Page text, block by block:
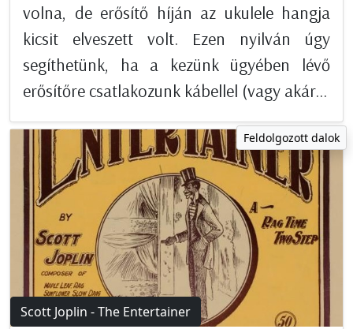
volna, de erősítő híján az ukulele hangja
kicsit elveszett volt. Ezen nyilván úgy
segíthetünk, ha a kezünk ügyében lévő
erősítőre csatlakozunk kábellel (vagy akár...
Feldolgozott dalok
Scott Joplin - The Entertainer